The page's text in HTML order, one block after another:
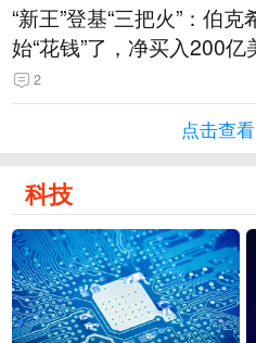
“新王”登基“三把火”：伯克
始“花钱”了，净买入200亿
2
点击查
科技